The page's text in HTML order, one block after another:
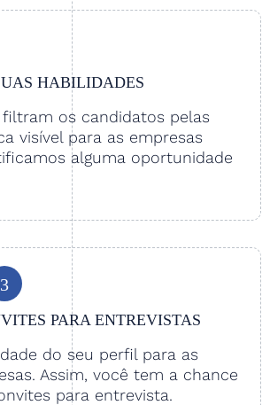
HABILIDADES
filtram os candidatos pelas
visível para as empresas
alguma oportunidade
3
PARA ENTREVISTAS
do seu perfil para as
Assim, você tem a chance
para entrevista.